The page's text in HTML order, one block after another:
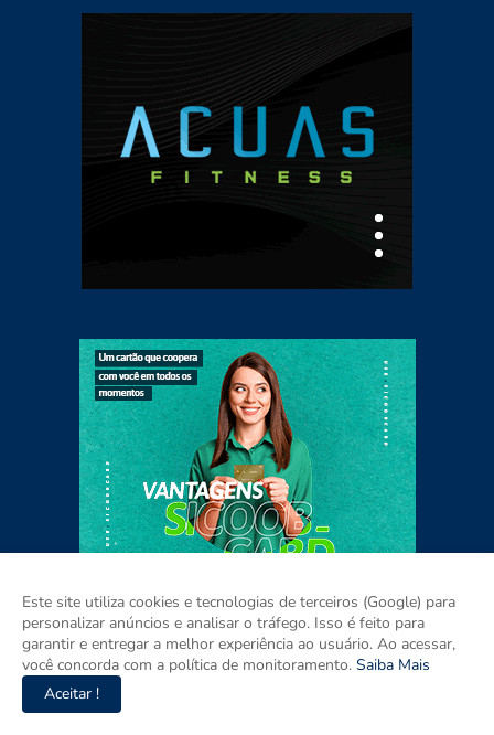
Home
Este site utiliza cookies e tecnologias de terceiros (Google) para
personalizar anúncios e analisar o tráfego. Isso é feito para
garantir e entregar a melhor experiência ao usuário. Ao acessar,
você concorda com a política de monitoramento. Saiba Mais
Aceitar !